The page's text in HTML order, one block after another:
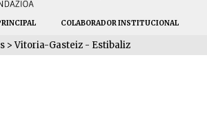
COLABORADOR INSTITUCIONAL
>Vitoria-Gasteiz - Estibaliz